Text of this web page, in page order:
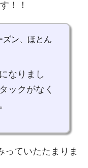
！！
ズン、ほとん
なりまし
ックがなく
っていたたまりま